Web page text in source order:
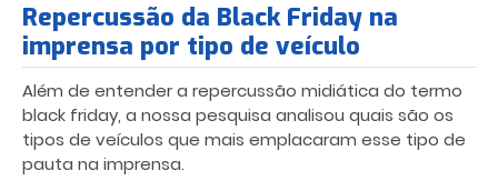
Repercussão da Black Friday na
imprensa por tipo de veículo
Além de entender a repercussão midiática do termo
black friday, a nossa pesquisa analisou quais são os
tipos de veículos que mais emplacaram esse tipo de
pauta na imprensa.